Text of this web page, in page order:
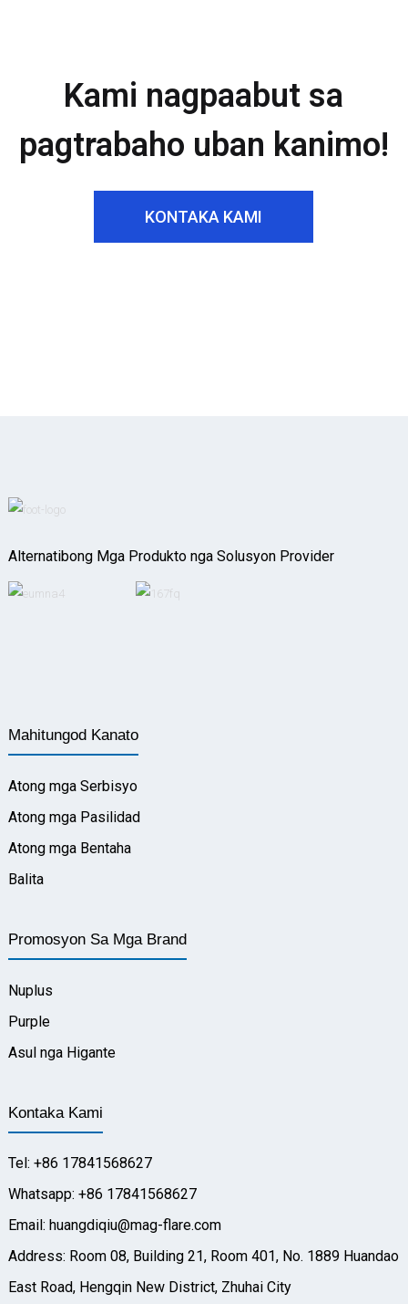
Kami nagpaabut sa
pagtrabaho uban kanimo!
KONTAKA KAMI
Alternatibong Mga Produkto nga Solusyon Provider
Mahitungod Kanato
Atong mga Serbisyo
Atong mga Pasilidad
Atong mga Bentaha
Balita
Promosyon Sa Mga Brand
Nuplus
Purple
Asul nga Higante
Kontaka Kami
Tel: +86 17841568627
Whatsapp: +86 17841568627
Email: huangdiqiu@mag-flare.com
Address: Room 08, Building 21, Room 401, No. 1889 Huandao
East Road, Hengqin New District, Zhuhai City